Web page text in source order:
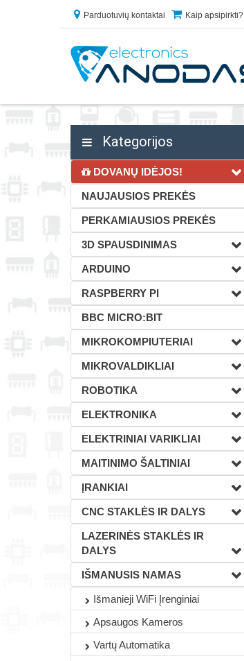
Parduotuvių kontaktai Kaip apsipirkti?
Kategorijos
DOVANŲ IDĖJOS!
NAUJAUSIOS PREKĖS
PERKAMIAUSIOS PREKĖS
3D SPAUSDINIMAS
ARDUINO
RASPBERRY PI
BBC MICRO:BIT
MIKROKOMPIUTERIAI
MIKROVALDIKLIAI
ROBOTIKA
ELEKTRONIKA
ELEKTRINIAI VARIKLIAI
MAITINIMO ŠALTINIAI
ĮRANKIAI
CNC STAKLĖS IR DALYS
LAZERINĖS STAKLĖS IR
DALYS
IŠMANUSIS NAMAS
Išmanieji WiFi Įrenginiai
Apsaugos Kameros
Vartų Automatika